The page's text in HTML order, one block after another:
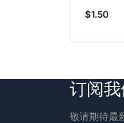
$1.50
订阅
敬请期待最